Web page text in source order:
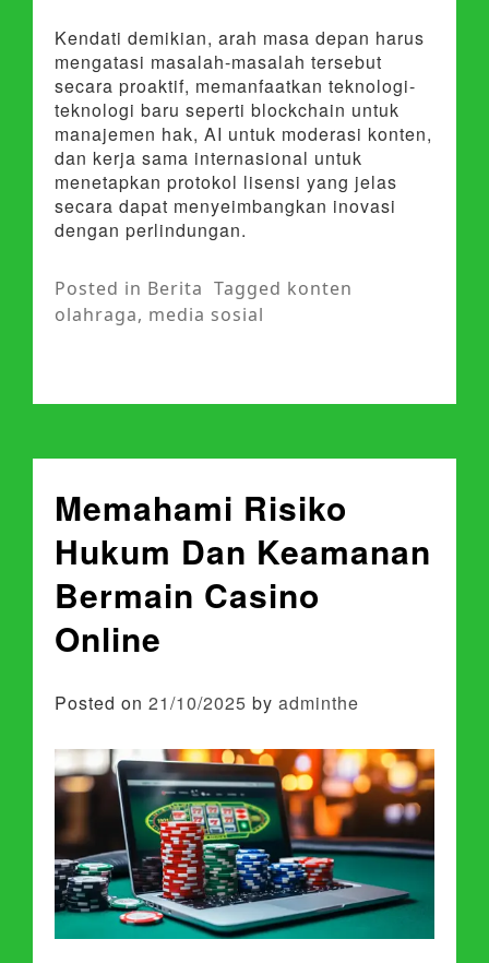
Kendati demikian, arah masa depan harus
mengatasi masalah-masalah tersebut
secara proaktif, memanfaatkan teknologi-
teknologi baru seperti blockchain untuk
manajemen hak, AI untuk moderasi konten,
dan kerja sama internasional untuk
menetapkan protokol lisensi yang jelas
secara dapat menyeimbangkan inovasi
dengan perlindungan.
Posted in Berita Tagged konten
olahraga, media sosial
Memahami Risiko
Hukum Dan Keamanan
Bermain Casino
Online
Posted on 21/10/2025 by adminthe